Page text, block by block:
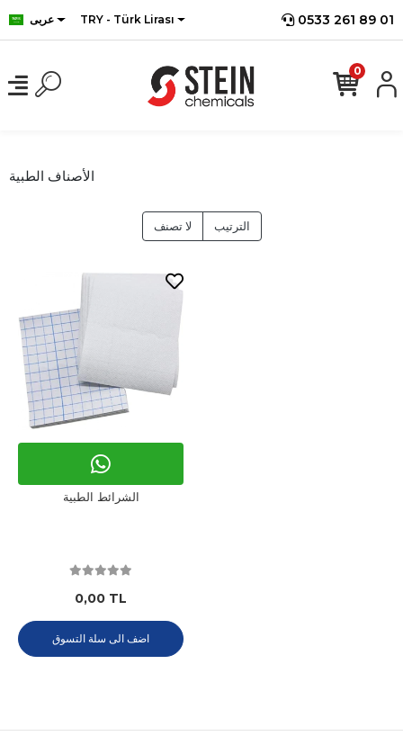
عربى TRY - Türk Lirası 0533 261 89 01
0
الأصناف الطبية
لا تصنف الترتيب
الشرائط الطبية
0,00 TL
اضف الى سلة التسوق